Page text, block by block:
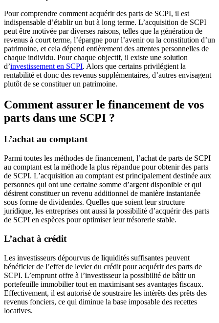
Pour comprendre comment acquérir des parts de SCPI, il est
indispensable d’établir un but à long terme. L’acquisition de SCPI
peut être motivée par diverses raisons, telles que la génération de
revenus à court terme, l’épargne pour l’avenir ou la constitution d’un
patrimoine, et cela dépend entièrement des attentes personnelles de
chaque individu. Pour chaque objectif, il existe une solution
d’investissement en SCPI. Alors que certains privilégient la
rentabilité et donc des revenus supplémentaires, d’autres envisagent
plutôt de se constituer un patrimoine.
Comment assurer le financement de vos
parts dans une SCPI ?
L’achat au comptant
Parmi toutes les méthodes de financement, l’achat de parts de SCPI
au comptant est la méthode la plus répandue pour obtenir des parts
de SCPI. L’acquisition au comptant est principalement destinée aux
personnes qui ont une certaine somme d’argent disponible et qui
désirent constituer un revenu additionnel de manière instantanée
sous forme de dividendes. Quelles que soient leur structure
juridique, les entreprises ont aussi la possibilité d’acquérir des parts
de SCPI en espèces pour optimiser leur trésorerie stable.
L’achat à crédit
Les investisseurs dépourvus de liquidités suffisantes peuvent
bénéficier de l’effet de levier du crédit pour acquérir des parts de
SCPI. L’emprunt offre à l’investisseur la possibilité de bâtir un
portefeuille immobilier tout en maximisant ses avantages fiscaux.
Effectivement, il est autorisé de soustraire les intérêts des prêts des
revenus fonciers, ce qui diminue la base imposable des recettes
locatives.